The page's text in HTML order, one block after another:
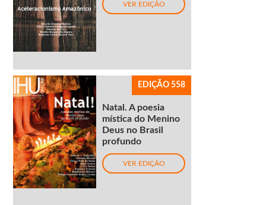
VER EDIÇÃO
EDIÇÃO 558
Natal. A poesia
mística do Menino
Deus no Brasil
profundo
VER EDIÇÃO